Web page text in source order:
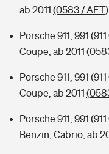
ab 2011 (0583 / AET)
Porsche 911, 991
Coupe, ab 2011
Porsche 911, 991
Coupe, ab 2011
Porsche 911, 991
Benzin, Cabrio, ab